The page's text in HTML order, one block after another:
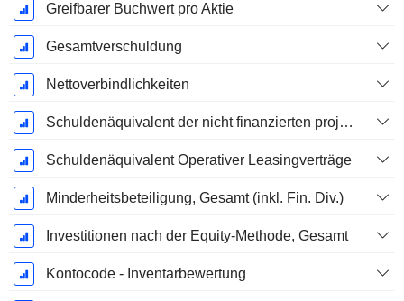
Greifbarer Buchwert pro Aktie
Gesamtverschuldung
Nettoverbindlichkeiten
Schuldenäquivalent der nicht finanzierten projizierten Leistungspflicht
Schuldenäquivalent Operativer Leasingverträge
Minderheitsbeteiligung, Gesamt (inkl. Fin. Div.)
Investitionen nach der Equity-Methode, Gesamt
Kontocode - Inventarbewertung